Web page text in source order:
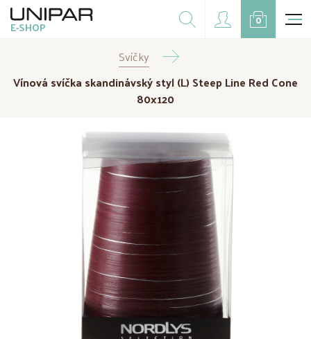
E-SHOP
Dárkové balíčky
Doplňky
Doprodej
Kampaně
CZK EUR
0
Svíčky
Vínová svíčka skandinávský styl (L) Steep Line Red Cone
80x120